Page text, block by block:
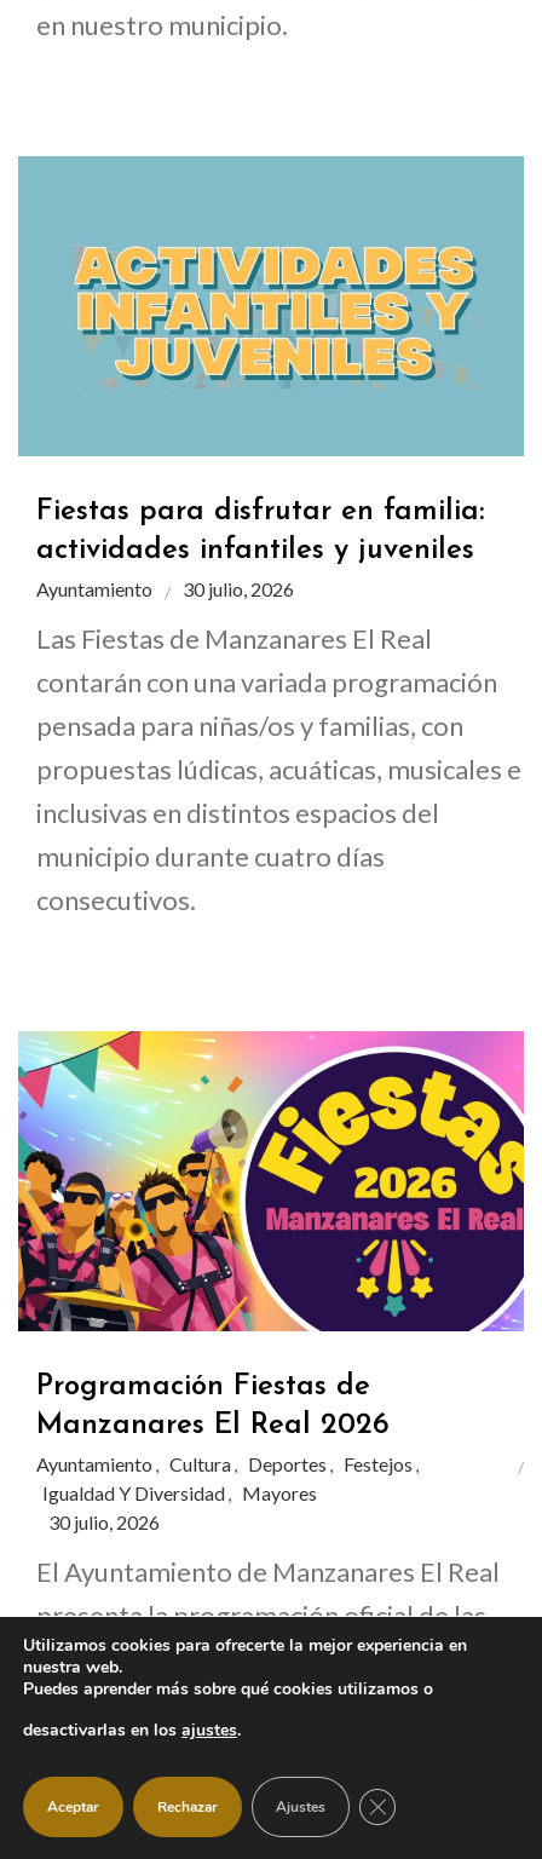
en nuestro municipio.
Fiestas para disfrutar en familia:
actividades infantiles y juveniles
Ayuntamiento 30 julio, 2026
Las Fiestas de Manzanares El Real
contarán con una variada programación
pensada para niñas/os y familias, con
propuestas lúdicas, acuáticas, musicales e
inclusivas en distintos espacios del
municipio durante cuatro días
consecutivos.
Programación Fiestas de
Manzanares El Real 2026
Ayuntamiento , Cultura, Deportes , Festejos ,
Igualdad Y Diversidad, Mayores
30 julio, 2026
El Ayuntamiento de Manzanares El Real
presenta la programación oficial de las
Fiestas 2026, que se celebrarán del
jueves 30 de julio al lunes 3 de agosto con
actividades para todas las edades,
conciertos, charangas, eventos infantiles
y las tradiciones más esperadas del
Utilizamos cookies para ofrecerte la mejor experiencia en
nuestra web.
Puedes aprender más sobre qué cookies utilizamos o
desactivarlas en los ajustes.
Aceptar Rechazar Ajustes CERRAR EL